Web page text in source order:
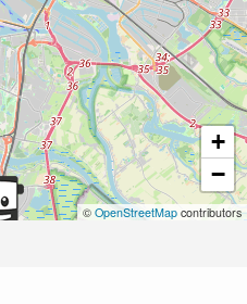
+
−
© OpenStreetMap contributors